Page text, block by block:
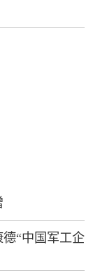
“中国军工企